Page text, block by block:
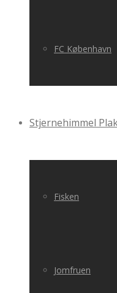
FC København
Stjernehimmel
Fisken
Jomfruen